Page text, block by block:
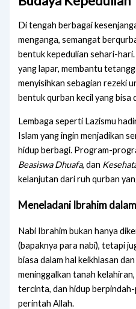
Di tengah berbagai
menganga, semangat
bentuk kepedulian sehari-
yang lapar, membantu
menyisihkan sebagian rezeki
bentuk qurban kecil yang bisa
Lembaga seperti Lazismu
Islam yang ingin menjadikan
hidup berbagi. Program-
Beasiswa Dhuafa, dan
kelanjutan dari ruh qurban
Meneladani Ibrahim
Nabi Ibrahim bukan hanya
(bapaknya para nabi), tetapi
biasa dalam hal keikhlasan
meninggalkan tanah
tercinta, dan hidup
perintah Allah.